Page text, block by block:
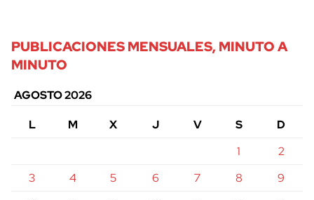
PUBLICACIONES MENSUALES, MINUTO A
MINUTO
AGOSTO 2026
L
M X J V S
D
1
2
3
4 5 6 7 8
9